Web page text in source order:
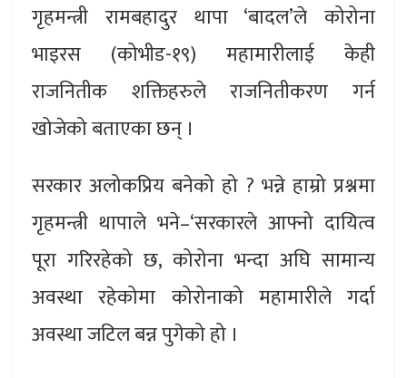
गृहमन्त्री रामबहादुर थापा ‘बादल’ले कोरोना
भाइरस (कोभीड-१९) महामारीलाई केही
राजनितीक शक्तिहरुले राजनितीकरण गर्न
खोजेको बताएका छन् ।
सरकार अलोकप्रिय बनेको हो ? भन्ने हाम्रो प्रश्नमा
गृहमन्त्री थापाले भने–‘सरकारले आफ्नो दायित्व
पूरा गरिरहेको छ, कोरोना भन्दा अघि सामान्य
अवस्था रहेकोमा कोरोनाको महामारीले गर्दा
अवस्था जटिल बन्न पुगेको हो ।